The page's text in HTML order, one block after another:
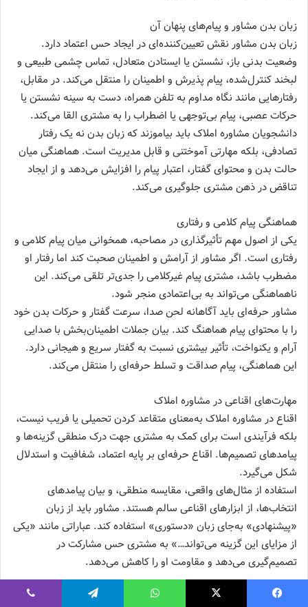
زبان بدن مشاور و پیام‌های پنهان آن
زبان بدن مشاور نقش تعیین‌کننده‌ای در ایجاد حس اعتماد دارد.
وضعیت بدنی باز، نشستن یا ایستادن متعادل، تماس چشمی طبیعی و
لبخند کنترل‌شده، پیام پذیرش و اطمینان را منتقل می‌کند. در مقابل،
رفتارهایی مانند نگاه مداوم به تلفن همراه، دست به سینه نشستن یا
حرکات عصبی، پیام بی‌توجهی یا اضطراب را به مشتری القا می‌کند.
دانشجویان مشاوره املاک باید بیاموزند که زبان بدن نه یک رفتار
تصادفی، بلکه مهارتی آموختنی و قابل مدیریت است. هماهنگی میان
حالت بدن و محتوای گفتار، اعتبار پیام را افزایش می‌دهد و از ایجاد
تناقض در ذهن مشتری جلوگیری می‌کند.
هماهنگی پیام کلامی و رفتاری
یکی از اصول مهم تأثیرگذاری در مصاحبه، همخوانی میان پیام کلامی و
رفتاری است. اگر مشاور از آرامش و اطمینان صحبت کند اما رفتار او
مضطرب باشد، مشتری پیام غیرکلامی را جدی‌تر تلقی می‌کند. این
ناهماهنگی می‌تواند به بی‌اعتمادی منجر شود.
مشاور حرفه‌ای باید آگاهانه لحن صدا، سرعت گفتار و حرکات بدن خود
را با محتوای پیام هماهنگ کند. بیان جملات اطمینان‌بخش با صدایی
آرام و یکنواخت، تأثیر بیشتری نسبت به گفتار سریع و هیجانی دارد.
این هماهنگی، پیام صداقت و تسلط حرفه‌ای را منتقل می‌کند.
مهارت‌های اقناعی در مشاوره املاک
اقناع در مشاوره املاک به‌معنای متقاعد کردن تحمیلی یا فریب نیست،
بلکه فرآیندی است برای کمک به مشتری جهت درک منطقی گزینه‌ها و
پیامدهای تصمیم‌ها. اقناع حرفه‌ای بر پایه اعتماد، شفافیت و استدلال
شکل می‌گیرد.
استفاده از مثال‌های واقعی، مقایسه منطقی، و بیان پیامدهای
انتخاب‌ها، از ابزارهای اقناعی سالم هستند. مشاور باید از زبان
«پیشنهادی» به‌جای زبان «دستوری» استفاده کند. عباراتی مانند «یکی
از مزایای این گزینه می‌تواند…» به مشتری حس مشارکت در
تصمیم‌گیری می‌دهد و مقاومت او را کاهش می‌دهد.
ایجاد حس اطمینان در ذهن مشتری